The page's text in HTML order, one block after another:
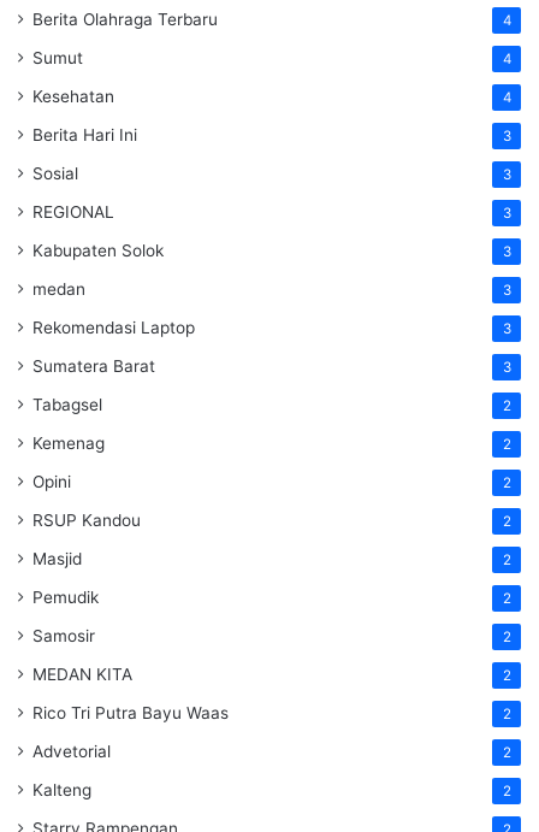
Berita Olahraga Terbaru 4
Sumut 4
Kesehatan 4
Berita Hari Ini 3
Sosial 3
REGIONAL 3
Kabupaten Solok 3
medan 3
Rekomendasi Laptop 3
Sumatera Barat 3
Tabagsel 2
Kemenag 2
Opini 2
RSUP Kandou 2
Masjid 2
Pemudik 2
Samosir 2
MEDAN KITA 2
Rico Tri Putra Bayu Waas 2
Advetorial 2
Kalteng 2